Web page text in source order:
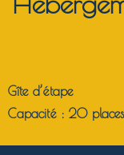
Gîte d’étape
Capacité : 20